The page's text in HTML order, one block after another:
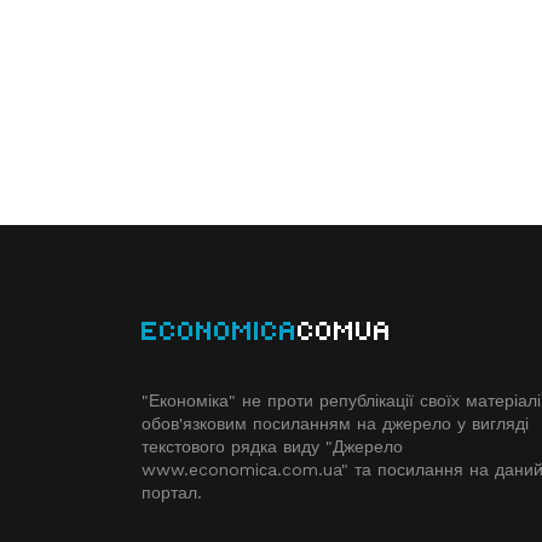
ECONOMICACOMUA
"Економіка" не проти републікації своїх
обов'язковим посиланням на джерело у вигляді
текстового рядка виду "Джерело
www.economiсa.com.ua" та посилання на даний
портал.